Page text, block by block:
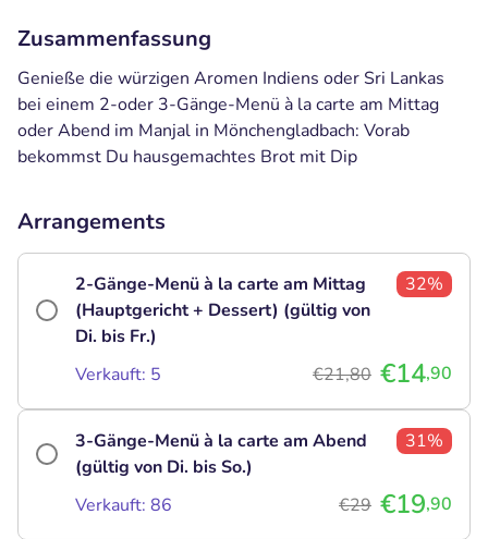
Zusammenfassung
Genieße die würzigen Aromen Indiens oder Sri Lankas
bei einem 2-oder 3-Gänge-Menü à la carte am Mittag
oder Abend im Manjal in Mönchengladbach: Vorab
bekommst Du hausgemachtes Brot mit Dip
Arrangements
2-Gänge-Menü à la carte am Mittag
(Hauptgericht + Dessert) (gültig von
Di. bis Fr.)
32%
Verkauft: 5 €21,80 €14,90
3-Gänge-Menü à la carte am Abend
(gültig von Di. bis So.)
31%
Verkauft: 86 €29 €19,90